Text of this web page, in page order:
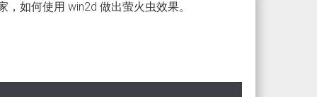
如何使用 win2d 做出萤火虫效果。